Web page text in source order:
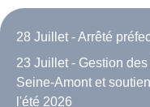
28 Juillet - Arrêté
23 Juillet - Gestion
Seine-Amont et
l'été 2026